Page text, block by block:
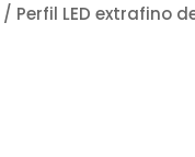
/ Perfil LED extrafino